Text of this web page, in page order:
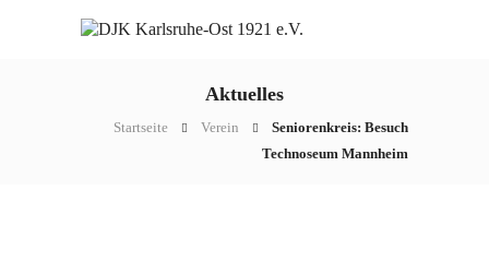
Aktuelles
Startseite Verein
Seniorenkreis: Besuch
Technoseum Mannheim